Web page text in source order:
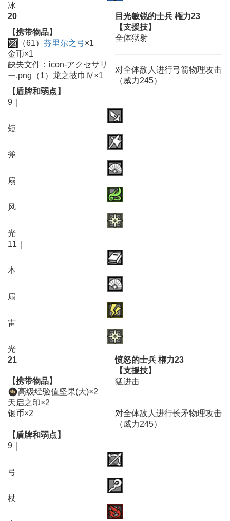
冰
20
目光敏锐的士兵 権力23
【携带物品】
（61） 芬里尔之弓×1
金币×1
缺失文件：icon-アクセサリ
ー.png（1）龙之披巾Ⅳ×1
【支援技】
全体狱射
对全体敌人进行弓箭物理攻击
（威力245）
【盾牌和弱点】
9｜
短
斧
扇
风
光
11｜
本
扇
雷
光
21
愤怒的士兵 権力23
【携带物品】
高级经验值坚果(大)×2
天启之印×2
银币×2
【支援技】
猛进击
对全体敌人进行长矛物理攻击
（威力245）
【盾牌和弱点】
9｜
弓
杖